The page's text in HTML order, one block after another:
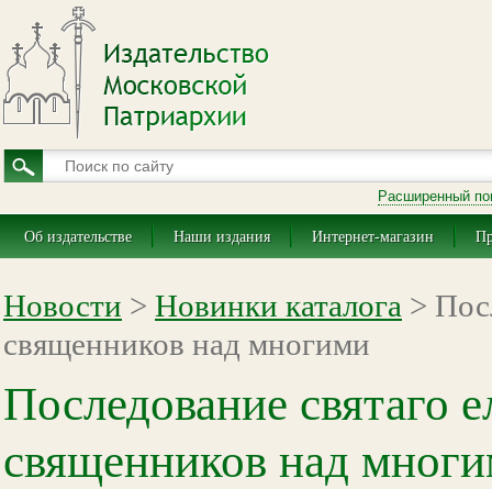
Расширенный
Об издательстве Наши издания Интернет-магазин
Новости > Новинки каталога >
священников над многими
Последование святаго
священников над